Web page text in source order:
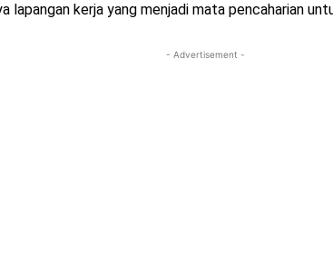
lapangan kerja yang menjadi mata pencaharian
- Advertisement -